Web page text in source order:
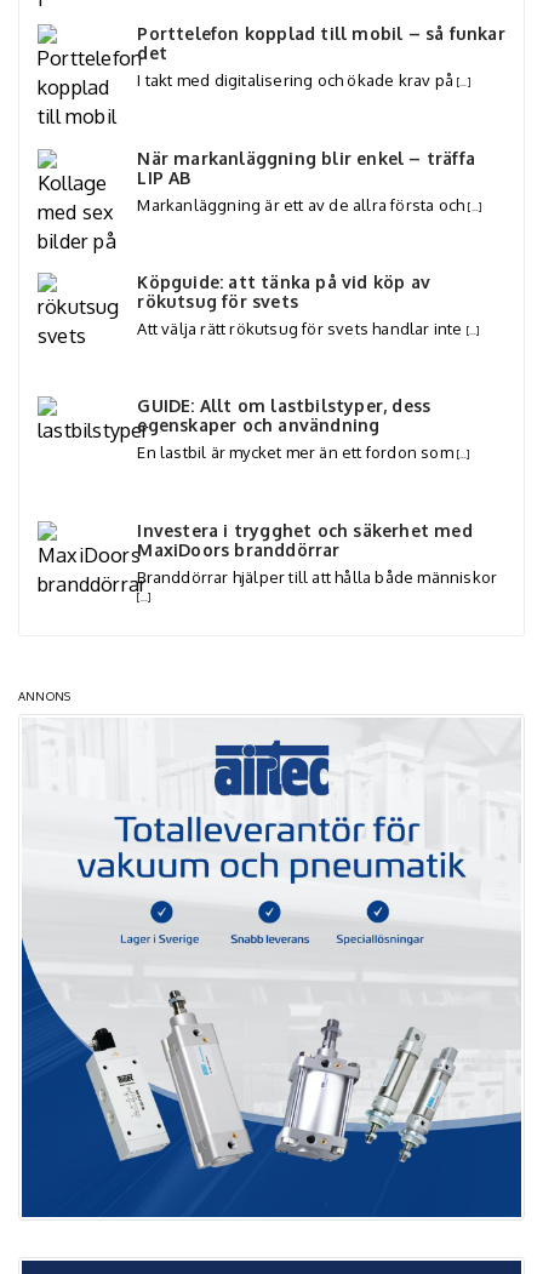
Porttelefon kopplad till mobil – så funkar
det
I takt med digitalisering och ökade krav på[…]
När markanläggning blir enkel – träffa
LIP AB
Markanläggning är ett av de allra första och[…]
Köpguide: att tänka på vid köp av
rökutsug för svets
Att välja rätt rökutsug för svets handlar inte […]
GUIDE: Allt om lastbilstyper, dess
egenskaper och användning
En lastbil är mycket mer än ett fordon som […]
Investera i trygghet och säkerhet med
MaxiDoors branddörrar
Branddörrar hjälper till att hålla både människor
[…]
ANNONS